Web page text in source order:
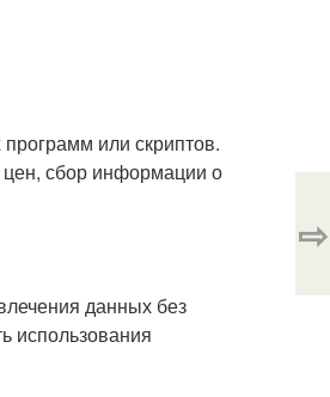
или скриптов.
цен, сбор информации о
данных без
использования
⇨